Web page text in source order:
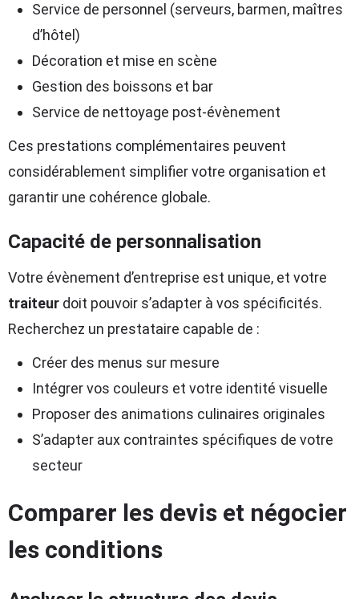
Service de personnel (serveurs, barmen, maîtres
d’hôtel)
Décoration et mise en scène
Gestion des boissons et bar
Service de nettoyage post-évènement
Ces prestations complémentaires peuvent
considérablement simplifier votre organisation et
garantir une cohérence globale.
Capacité de personnalisation
Votre évènement d’entreprise est unique, et votre
traiteur doit pouvoir s’adapter à vos spécificités.
Recherchez un prestataire capable de :
Créer des menus sur mesure
Intégrer vos couleurs et votre identité visuelle
Proposer des animations culinaires originales
S’adapter aux contraintes spécifiques de votre
secteur
Comparer les devis et négocier
les conditions